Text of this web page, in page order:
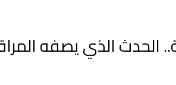
الحدث الذي يصفه